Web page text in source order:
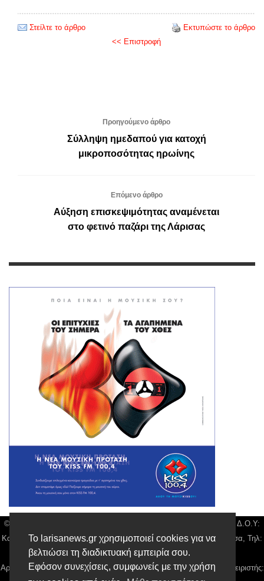
Το larisanews.gr χρησιμοποιεί cookies για να
βελτιώσει τη διαδικτυακή εμπειρία σου.
Εφόσον συνεχίσεις, συμφωνείς με την χρήση
Στείλτε το άρθρο
Εκτυπώστε το άρθρο
<< Επιστροφή
Προηγούμενο άρθρο
Σύλληψη ημεδαπού για κατοχή
μικροποσότητας ηρωίνης
Επόμενο άρθρο
Αύξηση επισκεψιμότητας αναμένεται
στο φετινό παζάρι της Λάρισας
© Larisa News | Διακριτικός Τίτλος: Orion Media, ΑΦΜ: 043750542, Δ.Ο.Υ:
Καρδίτσας, Υπο/μα Λάρισας, Δ/νση: Φαρμακίδου 36 τ.κ 41222 Λάρισα, Τηλ:
2410 259100, email: news@larisanews.gr
Αρ. Γεμή: 018804431000, Νόμιμος Εκπρόσωπος, Ιδιοκτήτης και Διαχειριστής: